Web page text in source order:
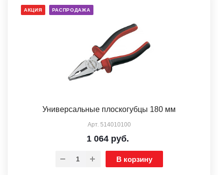
АКЦИЯ РАСПРОДАЖА
Универсальные плоскогубцы 180 мм
Арт. 514010100
1 064 руб.
В корзину